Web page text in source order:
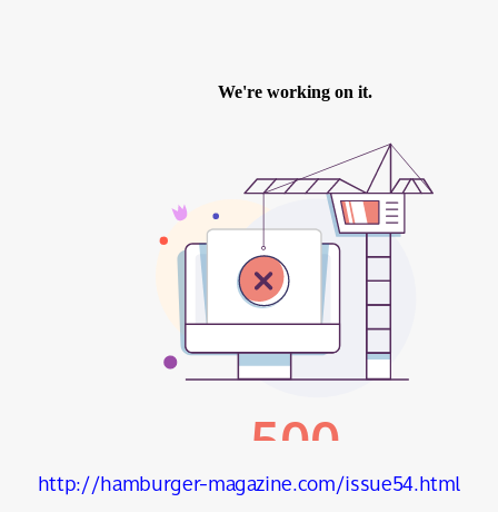
http://hamburger-magazine.com/issue54.html